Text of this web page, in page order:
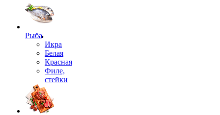
Рыба
Икра
Белая
Красная
Филе,
стейки